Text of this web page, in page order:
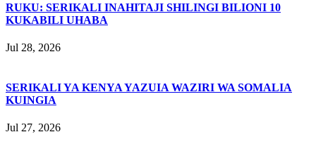
RUKU: SERIKALI INAHITAJI SHILINGI BILIONI 10
KUKABILI UHABA
Jul 28, 2026
SERIKALI YA KENYA YAZUIA WAZIRI WA SOMALIA
KUINGIA
Jul 27, 2026